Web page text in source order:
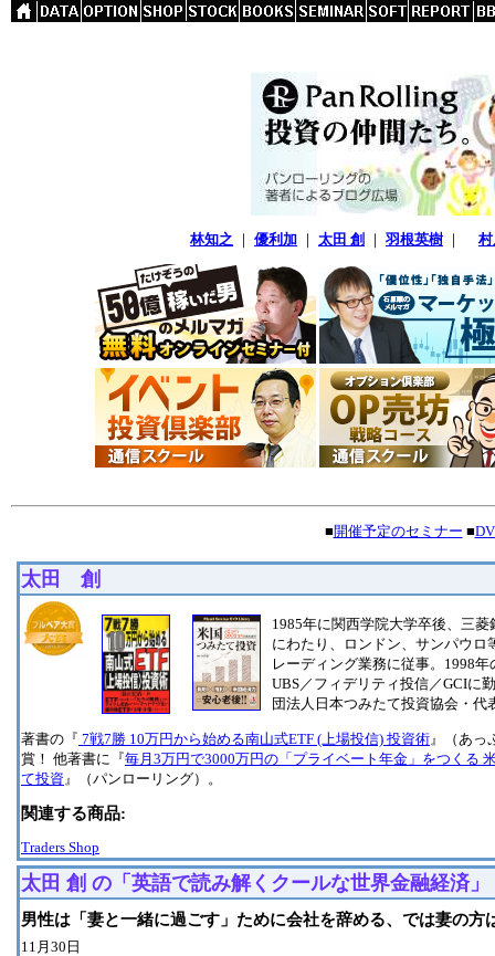
林知之 ｜ 優利加 ｜ 太田 創 ｜ 羽根英樹 ｜
■開催予定のセミナー ■
太田 創
1985年に関西学院大学卒後、三
にわたり、ロンドン、サンパウ
レーディング業務に従事。1998
UBS／フィデリティ投信／GCIに
団法人日本つみたて投資協会・代
著書の『 7戦7勝 10万円から始める南山式ETF (上場投信) 投資術 』（あっ
賞！ 他著書に『毎月3万円で3000万円の「プライベート年金」をつくる
て投資 』（パンローリング）。
関連する商品:
Traders Shop
太田 創 の「英語で読み解くクールな世界金融経済」
男性は「妻と一緒に過ごす」ために会社を辞める、では妻の方
11月30日